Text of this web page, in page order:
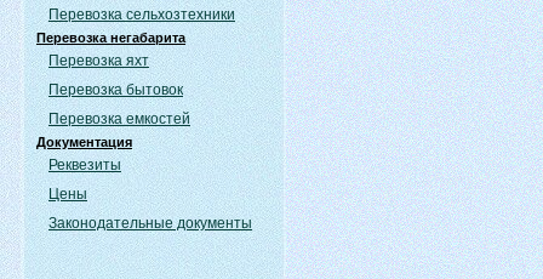
Перевозка сельхозтехники
Перевозка негабарита
Перевозка яхт
Перевозка бытовок
Перевозка емкостей
Документация
Реквезиты
Цены
Законодательные документы